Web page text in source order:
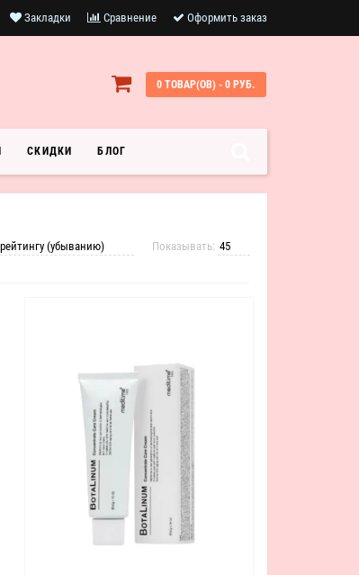
Закладки Сравнение Оформить заказ
0 ТОВАР(ОВ) - 0 РУБ.
СКИДКИ БЛОГ
Показывать: